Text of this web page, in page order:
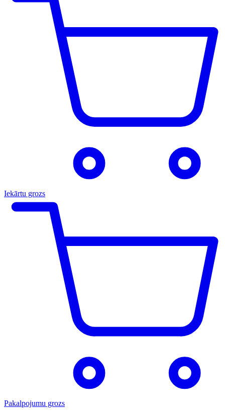
Iekārtu grozs
Pakalpojumu grozs